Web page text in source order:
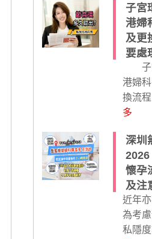
子宮
港婦
及更
要處
子宮
港婦
換流
多
深圳
2026
懷孕
及注
近年
為考
私隱